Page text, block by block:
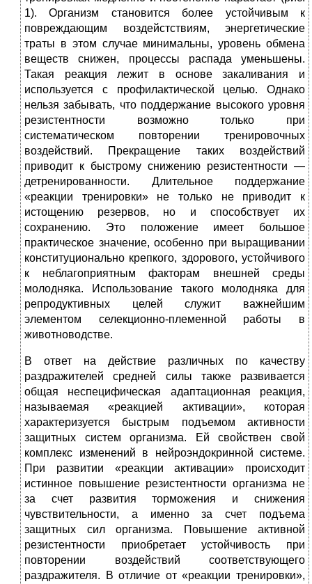
1). Организм становится более устойчивым к
повреждающим воздейстствиям, энергетические
траты в этом случае минимальны, уровень обмена
веществ снижен, процессы распада уменьшены.
Такая реакция лежит в основе закаливания и
используется с профилактической целью. Однако
нельзя забывать, что поддержание высокого уровня
резистентности возможно только при
систематическом повторении тренировочных
воздействий. Прекращение таких воздействий
приводит к быстрому снижению резистентности —
детренированности. Длительное поддержание
«реакции тренировки» не только не приводит к
истощению резервов, но и способствует их
сохранению. Это положение имеет большое
практическое значение, особенно при выращивании
конституционально крепкого, здорового, устойчивого
к неблагоприятным факторам внешней среды
молодняка. Использование такого молодняка для
репродуктивных целей служит важнейшим
элементом селекционно-племенной работы в
животноводстве.
В ответ на действие различных по качеству
раздражителей средней силы также развивается
общая неспецифическая адаптационная реакция,
называемая «реакцией активации», которая
характеризуется быстрым подъемом активности
защитных систем организма. Ей свойствен свой
комплекс изменений в нейроэндокринной системе.
При развитии «реакции активации» происходит
истинное повышение резистентности организма не
за счет развития торможения и снижения
чувствительности, а именно за счет подъема
защитных сил организма. Повышение активной
резистентности приобретает устойчивость при
повторении воздействий соответствующего
раздражителя. В отличие от «реакции тренировки»,